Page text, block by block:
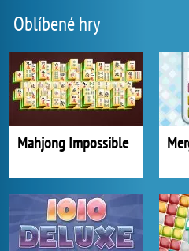
Oblíbené hry
Mahjong Impossible